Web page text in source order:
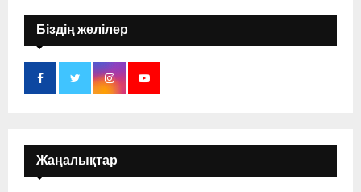
Біздің желілер
Жаңалықтар